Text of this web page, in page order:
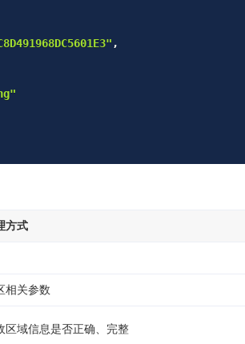
,
方式
相关参数
区域信息是否正确、完整